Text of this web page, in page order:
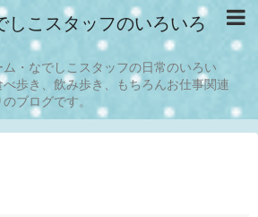
しこスタッフのいろいろ
・なでしこスタッフの日常のいろい
歩き、飲み歩き、もちろんお仕事関連
ブログです。